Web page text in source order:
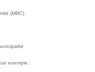
(MRC)
exemple :